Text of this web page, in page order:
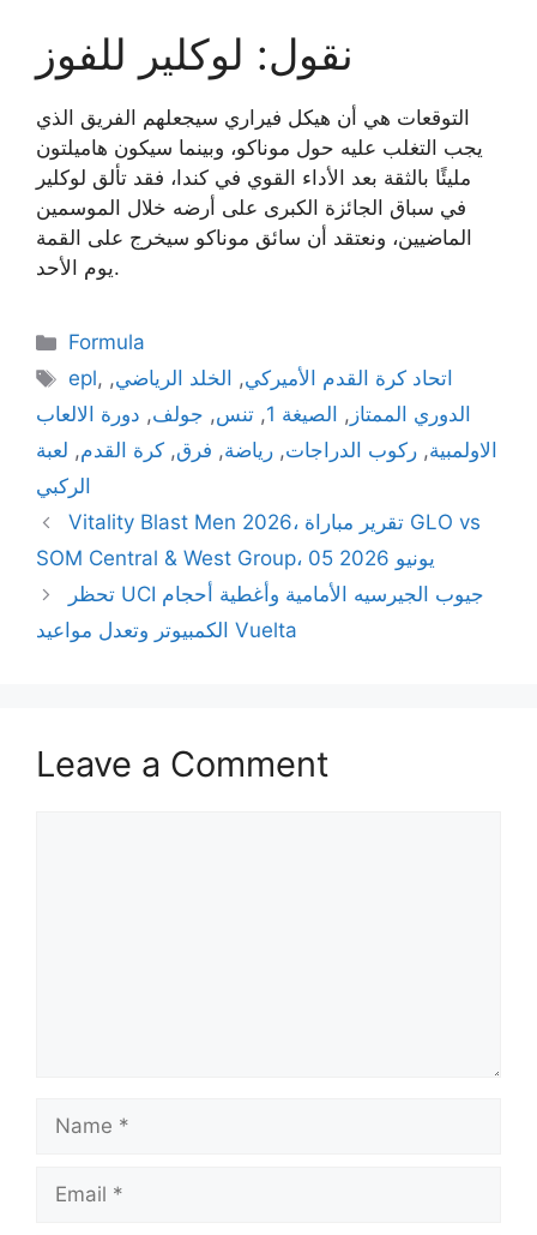
نقول: لوكلير للفوز
التوقعات هي أن هيكل فيراري سيجعلهم الفريق الذي
يجب التغلب عليه حول موناكو، وبينما سيكون هاميلتون
مليئًا بالثقة بعد الأداء القوي في كندا، فقد تألق لوكلير
في سباق الجائزة الكبرى على أرضه خلال الموسمين
الماضيين، ونعتقد أن سائق موناكو سيخرج على القمة
يوم الأحد.
Categories
Formula
Tags
epl, اتحاد كرة القدم الأميركي, الخلد الرياضي,
الدوري الممتاز , الصيغة 1 , تنس, جولف, دورة الالعاب
الاولمبية, ركوب الدراجات, رياضة, فرق, كرة القدم, لعبة
الركبي
Vitality Blast Men 2026، تقرير مباراة GLO vs
SOM Central & West Group، 05 يونيو 2026
تحظر UCI جيوب الجيرسيه الأمامية وأغطية أحجام
الكمبيوتر وتعدل مواعيد Vuelta
Leave a Comment
Name
Email